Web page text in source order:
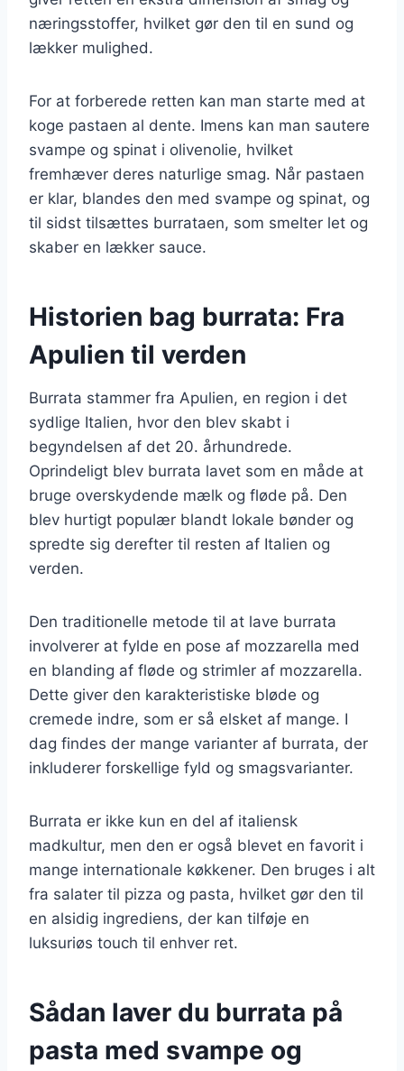
næringsstoffer, hvilket gør den til en sund og
lækker mulighed.
For at forberede retten kan man starte med at
koge pastaen al dente. Imens kan man sautere
svampe og spinat i olivenolie, hvilket
fremhæver deres naturlige smag. Når pastaen
er klar, blandes den med svampe og spinat, og
til sidst tilsættes burrataen, som smelter let og
skaber en lækker sauce.
Historien bag burrata: Fra
Apulien til verden
Burrata stammer fra Apulien, en region i det
sydlige Italien, hvor den blev skabt i
begyndelsen af det 20. århundrede.
Oprindeligt blev burrata lavet som en måde at
bruge overskydende mælk og fløde på. Den
blev hurtigt populær blandt lokale bønder og
spredte sig derefter til resten af Italien og
verden.
Den traditionelle metode til at lave burrata
involverer at fylde en pose af mozzarella med
en blanding af fløde og strimler af mozzarella.
Dette giver den karakteristiske bløde og
cremede indre, som er så elsket af mange. I
dag findes der mange varianter af burrata, der
inkluderer forskellige fyld og smagsvarianter.
Burrata er ikke kun en del af italiensk
madkultur, men den er også blevet en favorit i
mange internationale køkkener. Den bruges i alt
fra salater til pizza og pasta, hvilket gør den til
en alsidig ingrediens, der kan tilføje en
luksuriøs touch til enhver ret.
Sådan laver du burrata på
pasta med svampe og